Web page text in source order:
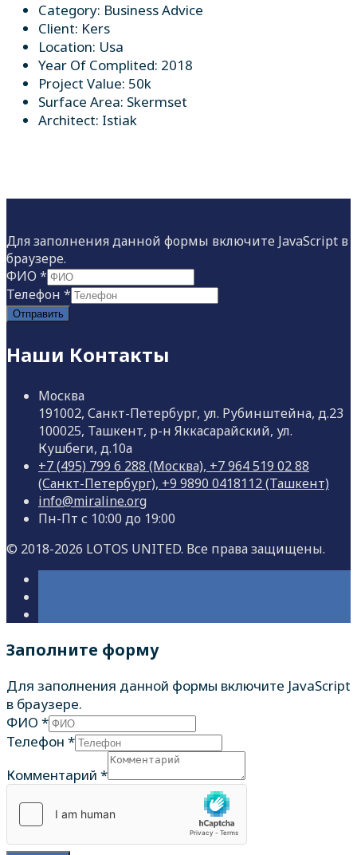
Category: Business Advice
Client: Kers
Location: Usa
Year Of Complited: 2018
Project Value: 50k
Surface Area: Skermset
Architect: Istiak
Для заполнения данной формы включите JavaScript в
браузере.
ФИО *
Телефон *
Отправить
Наши Контакты
Москва
191002, Санкт-Петербург, ул. Рубинштейна, д.23
100025, Ташкент, р-н Яккасарайский, ул.
Кушбеги, д.10а
+7 (495) 799 6 288 (Москва), +7 964 519 02 88
(Санкт-Петербург), +9 9890 0418112 (Ташкент)
info@miraline.org
Пн-Пт с 10:00 до 19:00
© 2018-2026 LOTOS UNITED. Все права защищены.
Заполните форму
Для заполнения данной формы включите JavaScript
в браузере.
ФИО *
Телефон *
Комментарий *